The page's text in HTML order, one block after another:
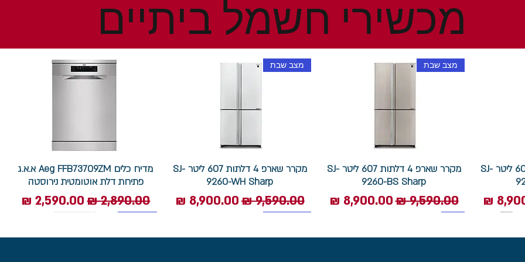
מקרר שארפ 4 דלתות 607 ליטר SJ-
מבצע
מצב שבת
מקרר שארפ 4 דלתות 607 ליטר SJ-
9260-BS Sharp
מחיר רגיל‏9,590.00 ‏₪ מחיר מבצע
מצב שבת
מקרר שארפ 4 דלתות 607 ליטר SJ-
9260-WH Sharp
מחיר רגיל‏9,590.00 ‏₪ מחיר מבצע
מדיח כלים Aeg FFB73709ZM א.א.ג
פתיחת דלת אוטומטית נירוסטה
מחיר רגיל‏2,890.00 ‏₪ מחיר מבצע
מכשירי חשמל ביתיים